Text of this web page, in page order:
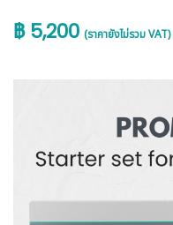
฿ 5,200 (ราคายังไม่รวม VAT)